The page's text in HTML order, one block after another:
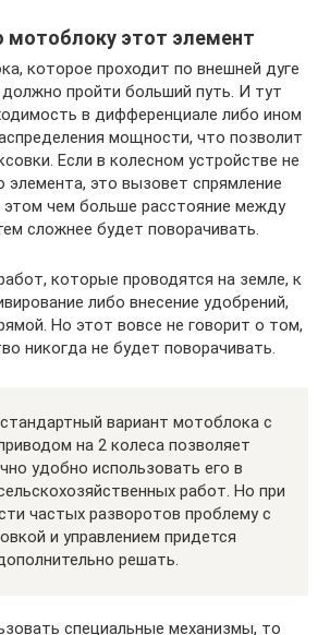
мотоблоку этот элемент
которое проходит по внешней дуге
должно пройти больший путь. И тут
в дифференциале либо ином
мощности, что позволит
Если в колесном устройстве не
элемента, это вызовет спрямление
чем больше расстояние между
сложнее будет поворачивать.
которые проводятся на земле, к
либо внесение удобрений,
Но этот вовсе не говорит о том,
никогда не будет поворачивать.
вариант мотоблока с
на 2 колеса позволяет
удобно использовать его в
работ. Но при
частых разворотов проблему с
и управлением придется
решать.
специальные механизмы, то